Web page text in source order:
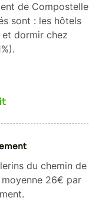
de Compostelle
sont : les hôtels
et dormir chez
du chemin de
26€ par